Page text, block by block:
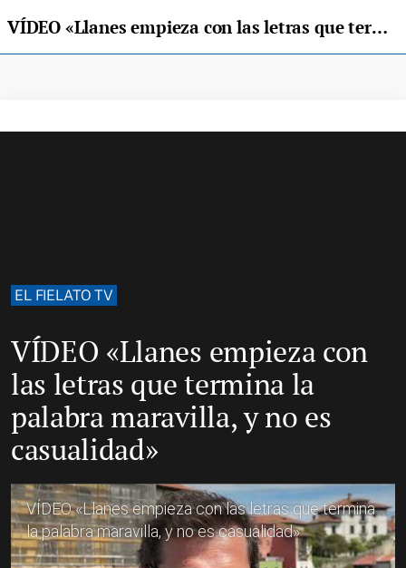
VÍDEO «Llanes empieza con las letras que termina la palabra maravilla, y no es casualidad»
EL FIELATO TV
VÍDEO «Llanes empieza con
las letras que termina la
palabra maravilla, y no es
casualidad»
VÍDEO «Llanes empieza con las letras que termina
la palabra maravilla, y no es casualidad»